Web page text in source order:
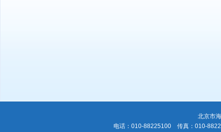
北京市
电话：010-88225100 传真：010-